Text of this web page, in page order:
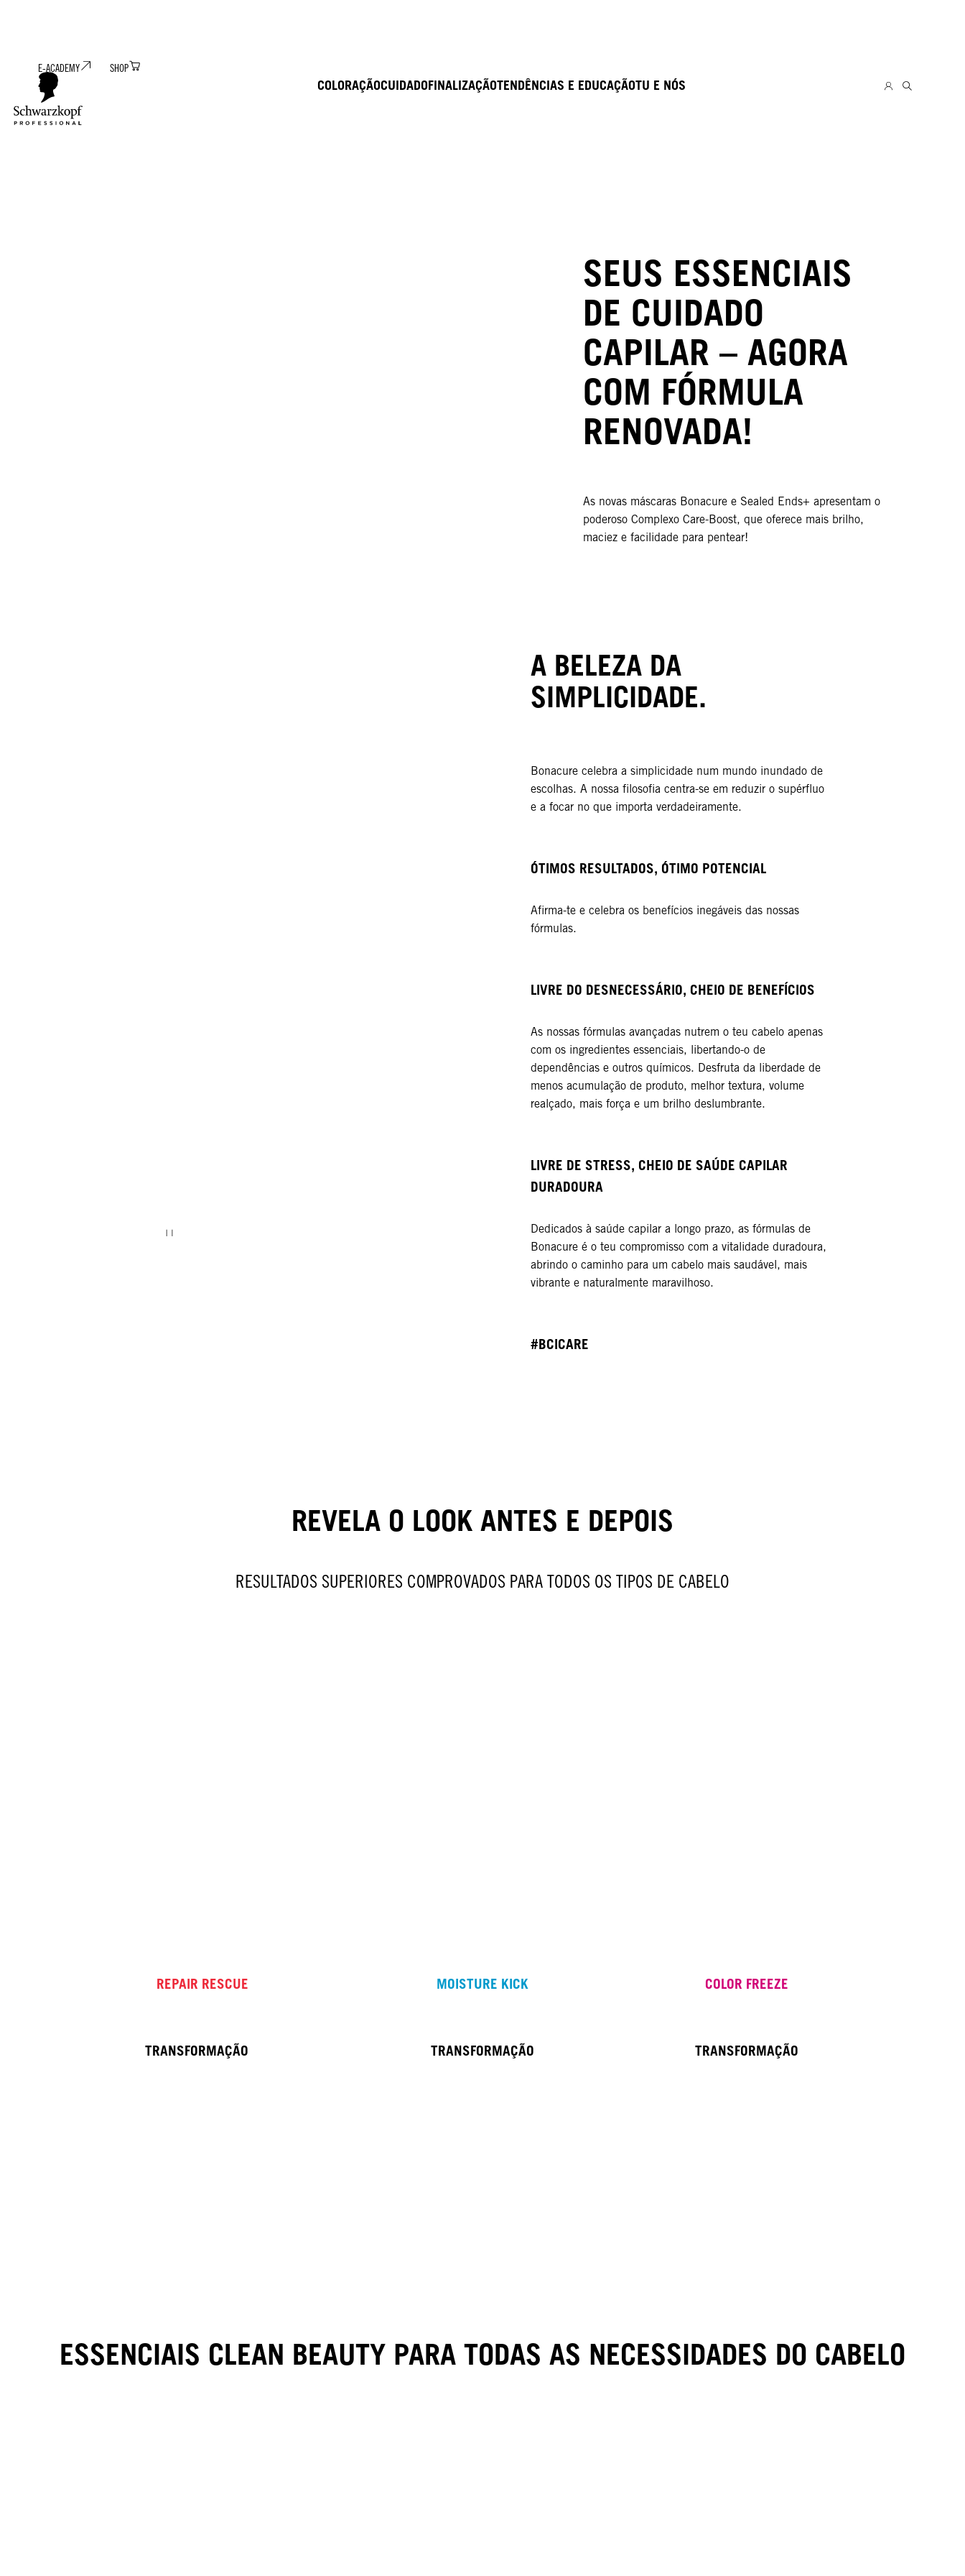
COLORAÇÃOCUIDADOFINALIZAÇÃOTENDÊNCIAS E EDUCAÇÃOTU E NÓS
E-ACADEMY SHOP
SEUS ESSENCIAIS
DE CUIDADO
CAPILAR – AGORA
COM FÓRMULA
RENOVADA!
As novas máscaras Bonacure e Sealed Ends+ apresentam o
poderoso Complexo Care-Boost, que oferece mais brilho,
maciez e facilidade para pentear!
A BELEZA DA
SIMPLICIDADE.
Bonacure celebra a simplicidade num mundo inundado de
escolhas. A nossa filosofia centra-se em reduzir o supérfluo
e a focar no que importa verdadeiramente.​​
ÓTIMOS RESULTADOS, ÓTIMO POTENCIAL​
Afirma-te e celebra os benefícios inegáveis das nossas
fórmulas.​
LIVRE DO DESNECESSÁRIO, CHEIO DE BENEFÍCIOS​
As nossas fórmulas avançadas nutrem o teu cabelo apenas
com os ingredientes essenciais, libertando-o de
dependências e outros químicos. Desfruta da liberdade de
menos acumulação de produto, melhor textura, volume
realçado, mais força e um brilho deslumbrante.​
LIVRE DE STRESS, CHEIO DE SAÚDE CAPILAR
DURADOURA
Dedicados à saúde capilar a longo prazo, as fórmulas de
Bonacure é o teu compromisso com a vitalidade duradoura,
abrindo o caminho para um cabelo mais saudável, mais
vibrante e naturalmente maravilhoso.​
#BCICARE
REVELA O LOOK ANTES E DEPOIS
RESULTADOS SUPERIORES COMPROVADOS PARA TODOS OS TIPOS DE CABELO
REPAIR RESCUE
TRANSFORMAÇÃO
MOISTURE KICK
TRANSFORMAÇÃO
COLOR FREEZE
TRANSFORMAÇÃO
ESSENCIAIS CLEAN BEAUTY PARA TODAS AS NECESSIDADES DO CABELO